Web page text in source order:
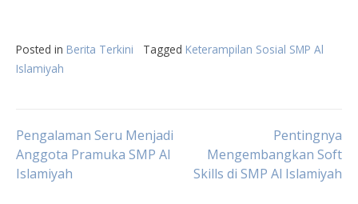
Posted in Berita Terkini Tagged Keterampilan Sosial SMP Al
Islamiyah
Post
navigation
Pengalaman Seru Menjadi
Anggota Pramuka SMP Al
Islamiyah
Pentingnya
Mengembangkan Soft
Skills di SMP Al Islamiyah